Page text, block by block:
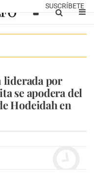
SUSCRÍBETE
liderada por
se apodera del
Hodeidah en